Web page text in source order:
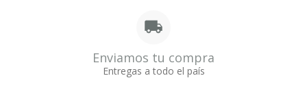
Enviamos tu compra
Entregas a todo el país